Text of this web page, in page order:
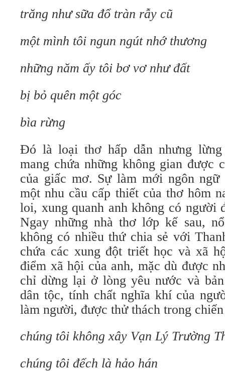
trăng như sữa đổ tràn rẫy cũ
một mình tôi ngun ngút nhớ thương
những năm ấy tôi bơ vơ như đất
bị bỏ quên một góc
bìa rừng
Đó là loại thơ hấp dẫn nhưng
mang chứa những không gian được
của giấc mơ. Sự làm mới ngôn
một nhu cầu cấp thiết của thơ hôm
loi, xung quanh anh không có người
Ngay những nhà thơ lớp kế sau,
không có nhiều thứ chia sẻ với
chứa các xung đột triết học và xã
điểm xã hội của anh, mặc dù được
chỉ dừng lại ở lòng yêu nước và
dân tộc, tính chất nghĩa khí của
làm người, được thử thách trong
chúng tôi không xây Vạn Lý Trường
chúng tôi đếch là hảo hán